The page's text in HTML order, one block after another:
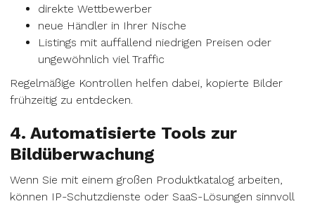
direkte Wettbewerber
neue Händler in Ihrer Nische
Listings mit auffallend niedrigen Preisen oder
ungewöhnlich viel Traffic
Regelmäßige Kontrollen helfen dabei, kopierte Bilder
frühzeitig zu entdecken.
4. Automatisierte Tools zur
Bildüberwachung
Wenn Sie mit einem großen Produktkatalog arbeiten,
können IP-Schutzdienste oder SaaS-Lösungen sinnvoll